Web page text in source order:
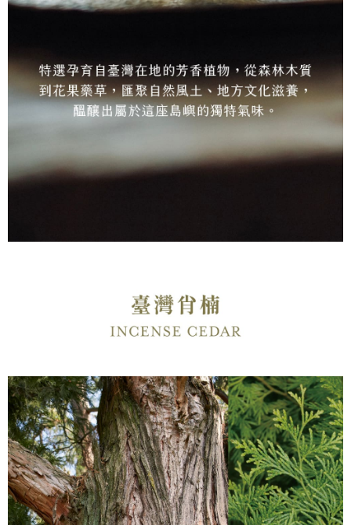
若款項超過繳費期限，將根據當次的金額加收年利率 16% 的逾期滯納金。
若您對於個人資料之處理、利用有任何疑問，或欲行使相關法律權利，請聯
繫恩沛科技股份有限公司。若您不同意我們將上開所示之個人資料，連同必
要之購買訂單資訊提供予 AFTEE ，或讓 AFTEE 蒐集處理利用您的個人資
料，請勿選用本服務。